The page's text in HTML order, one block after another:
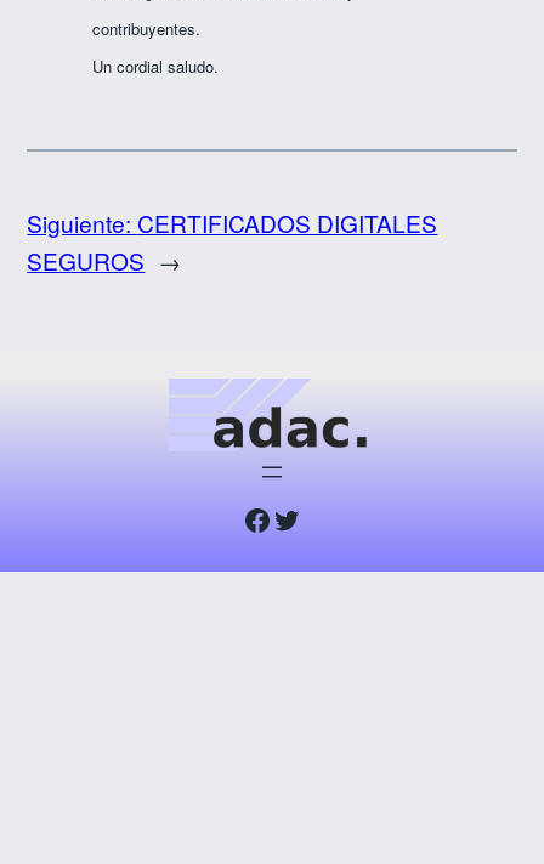
contribuyentes.
Un cordial saludo.
Siguiente: CERTIFICADOS DIGITALES
SEGUROS →